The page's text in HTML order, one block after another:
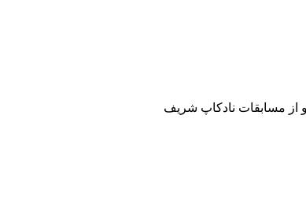
از مسابقات نادکاپ شریف